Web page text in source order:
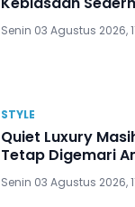
Senin 03 Agustus 2026,
STYLE
Quiet Luxury
Tetap Digemari
Senin 03 Agustus 2026,